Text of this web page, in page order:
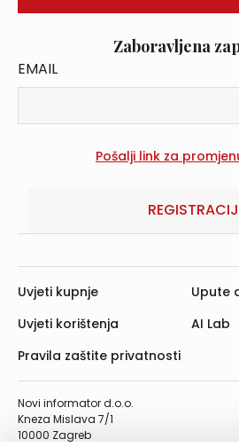
Zaboravljena
EMAIL
Novi informator d.o.o.
Kneza Mislava 7/1
10000 Zagreb
Uvjeti kupnje
Uvjeti korištenja
Pravila zaštite privatnosti
Upute
AI Lab